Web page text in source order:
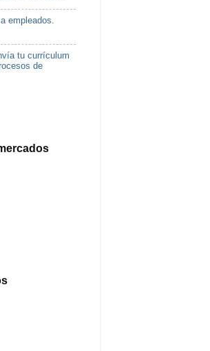
empleados.
tu currículum
de